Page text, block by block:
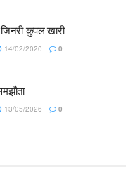
कुपल खारी
14/02/2020 0
13/05/2026 0